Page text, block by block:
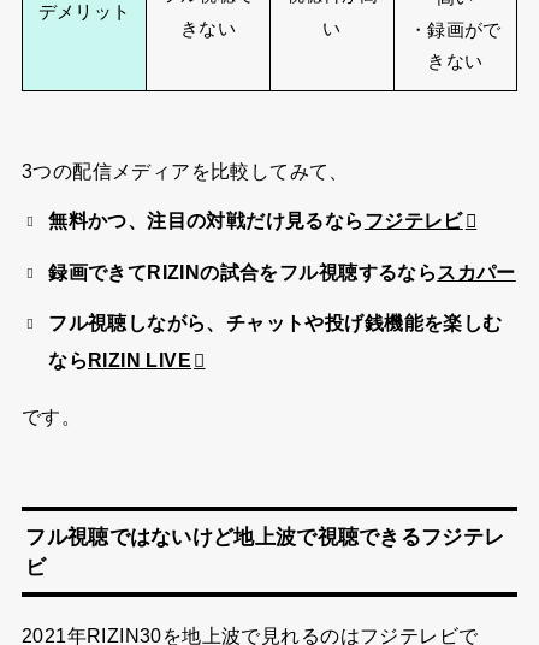
デメリット
きない
い
・録画がで
きない
3つの配信メディアを比較してみて、
無料かつ、注目の対戦だけ見るなら フジテレビ
録画できてRIZINの試合をフル視聴するなら スカパー
フル視聴しながら、チャットや投げ銭機能を楽しむ
なら RIZIN LIVE
です。
フル視聴ではないけど地上波で視聴できるフジテレ
ビ
2021年RIZIN30を地上波で見れるのはフジテレビで